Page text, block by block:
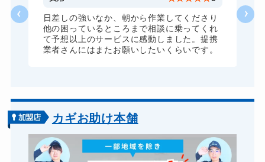
日差しの強いなか、朝から作業してくださり
他の困っているところまで相談に乗ってくれ
て予想以上のサービスに感動しました。提携
業者さんにはまたお願いしたいくらいです。
カギお助け本舗